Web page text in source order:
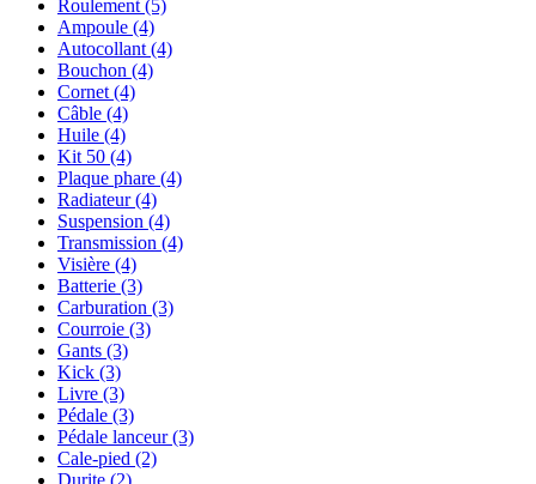
Roulement (5)
Ampoule (4)
Autocollant (4)
Bouchon (4)
Cornet (4)
Câble (4)
Huile (4)
Kit 50 (4)
Plaque phare (4)
Radiateur(4)
Suspension (4)
Transmission (4)
Visière (4)
Batterie (3)
Carburation (3)
Courroie (3)
Gants (3)
Kick (3)
Livre (3)
Pédale (3)
Pédale lanceur(3)
Cale-pied (2)
Durite (2)